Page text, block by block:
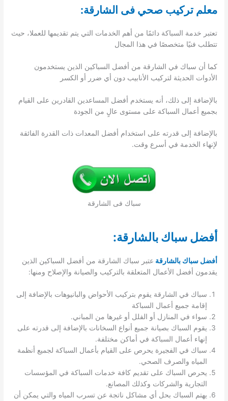
معلم تركيب صحي فى الشارقة:
تعتبر خدمة السباكة دائمًا من أهم الخدمات التي يتم تقديمها للعملا، حيث
تتطلب فنيًا متخصصًا في هذا المجال
كما أن سباك في الشارقة من أفضل السباكين الذين يستخدمون
الأدوات الحديثة لتركيب الأنابيب دون أي ضرر أو الكسر
بالإضافة إلى ذلك، أنه يستخدم أفضل المساعدين القادرين على القيام
بجميع أعمال السباكة على مستوى عالٍ من الجودة
بالإضافة إلى قدرته على استخدام أفضل المعدات ذات القدرة الفائقة
لإنهاء الخدمة في أسرع وقت.
سباك فى الشارقة
أفضل سباك بالشارقة:
أفضل سباك بالشارقة عتبر سباك الشارقة من أفضل السباكين الذين
يقدمون أفضل الأعمال المتعلقة بالتركيب والصيانة والإصلاح ومنها:
سباك في الشارقة يقوم بتركيب الأحواض والبانيوهات بالإضافة إلى
إقامة جميع أعمال السباكة
سواء في المنازل أو الفلل أو غيرها من المباني.
يقوم السباك بصيانة جميع أنواع السخانات بالإضافة إلى قدرته على
إنهاء أعمال السباكة في أماكن مختلفة.
سباك في الفجيرة يحرص على القيام بأعمال السباكة لجميع أنظمة
المياه والصرف الصحي.
يحرص السباك على تقديم كافة خدمات السباكة في المؤسسات
التجارية والشركات وكذلك المصانع.
يهتم السباك بحل أي مشاكل ناتجة عن تسرب المياه والتي يمكن أن